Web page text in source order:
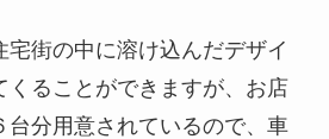
街の中に溶け込んだデザイ
くることができますが、お店
台分用意されているので、車